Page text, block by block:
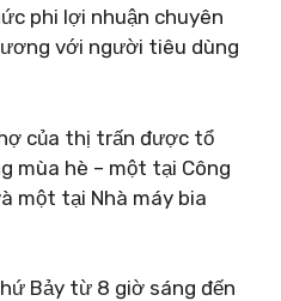
phi lợi nhuận chuyên
với người tiêu dùng
của thị trấn được tổ
mùa hè – một tại Công
một tại Nhà máy bia
Bảy từ 8 giờ sáng đến